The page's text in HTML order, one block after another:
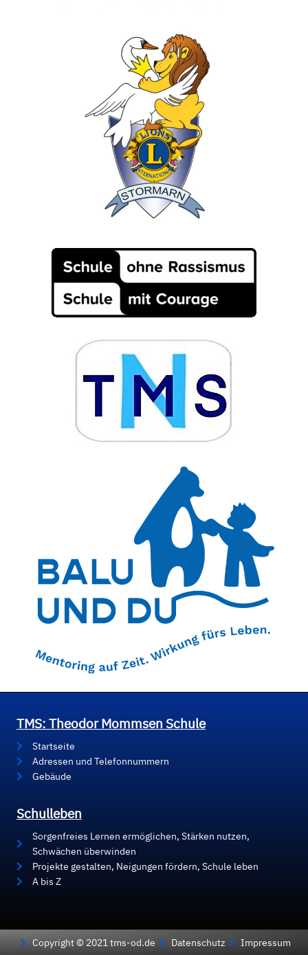
TMS: Theodor Mommsen Schule
Startseite
Adressen und Telefonnummern
Gebäude
Schulleben
Sorgenfreies Lernen ermöglichen, Stärken nutzen,
Schwächen überwinden
Projekte gestalten, Neigungen fördern, Schule leben
A bis Z
Copyright © 2021 tms-od.de Datenschutz Impressum